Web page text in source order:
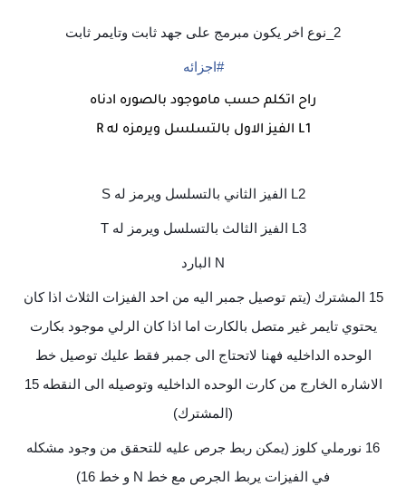
2_نوع اخر يكون مبرمج على جهد ثابت وتايمر ثابت
#اجزائه
راح اتكلم حسب ماموجود بالصوره ادناه
L1 الفيز الاول بالتسلسل ويرمزه له R
L2 الفيز الثاني بالتسلسل ويرمز له S
L3 الفيز الثالث بالتسلسل ويرمز له T
N البارد
15 المشترك (يتم توصيل جمبر اليه من احد الفيزات الثلاث اذا كان
يحتوي تايمر غير متصل بالكارت اما اذا كان الرلي موجود بكارت
الوحده الداخليه فهنا لاتحتاج الى جمبر فقط عليك توصيل خط
الاشاره الخارج من كارت الوحده الداخليه وتوصيله الى النقطه 15
(المشترك)
16 نورملي كلوز (يمكن ربط جرص عليه للتحقق من وجود مشكله
في الفيزات يربط الجرص مع خط N و خط 16)